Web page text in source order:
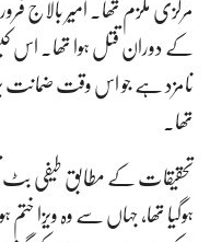
کے دوران قتل ہوا تھا۔
نامزد ہے جو اس وقت ضمانت پر
تھا۔
تحقیقات کے مطابق طیفی بٹ
ہوگیا تھا، جہاں سے وہ ویزا ختم